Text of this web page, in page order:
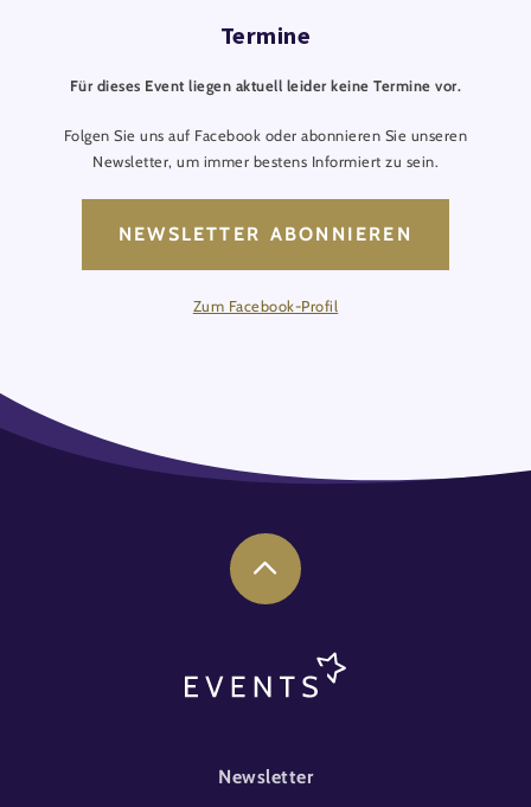
Termine
Für dieses Event liegen aktuell leider keine Termine vor.
Folgen Sie uns auf Facebook oder abonnieren Sie unseren
Newsletter, um immer bestens Informiert zu sein.
NEWSLETTER ABONNIEREN
Zum Facebook-Profil
FOOTER-EVENT
Newsletter